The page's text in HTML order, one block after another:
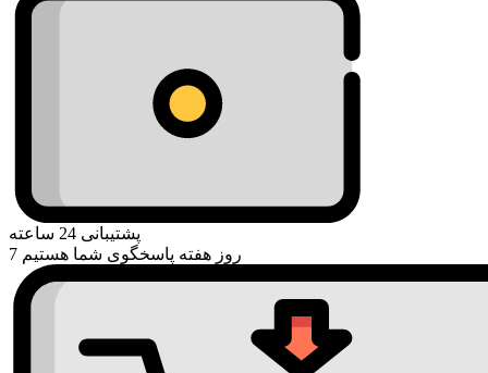
پشتیبانی 24 ساعته
7 روز هفته پاسخگوی شما هستیم